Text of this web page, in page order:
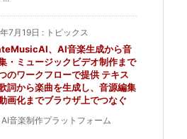
7月19日 : トピックス
、AI音楽生成から音
・ミュージックビデオ制作まで
のワークフローで提供 テキス
詞から楽曲を生成し、音源編集
画化までブラウザ上でつなぐ
音楽制作プラットフォーム